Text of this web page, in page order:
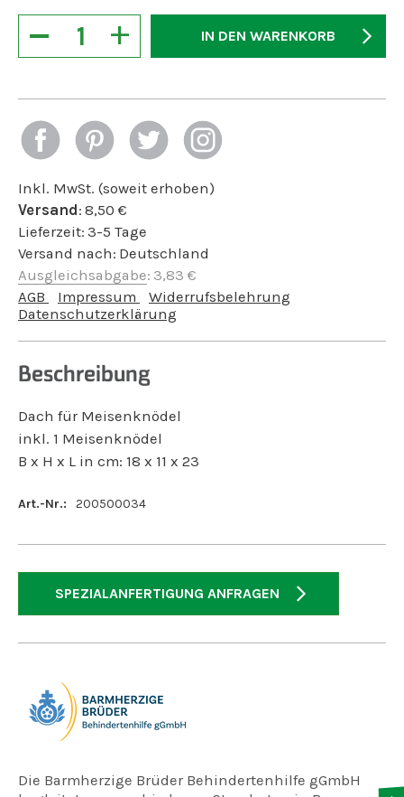
+
− IN DEN WARENKORB
Inkl. MwSt. (soweit erhoben)
Versand: 8,50 €
Lieferzeit: 3-5 Tage
Versand nach: Deutschland
Ausgleichsabgabe: 3,83 €
AGB
Impressum
Widerrufsbelehrung
Datenschutzerklärung
Beschreibung
Dach für Meisenknödel
inkl. 1 Meisenknödel
B x H x L in cm: 18 x 11 x 23
Art.-Nr.: 200500034
SPEZIALANFERTIGUNG ANFRAGEN
Die Barmherzige Brüder Behindertenhilfe gGmbH